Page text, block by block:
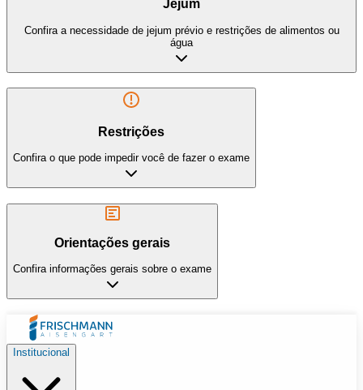
Jejum
Confira a necessidade de jejum prévio e restrições de alimentos ou
água
Restrições
Confira o que pode impedir você de fazer o exame
Orientações gerais
Confira informações gerais sobre o exame
Institucional